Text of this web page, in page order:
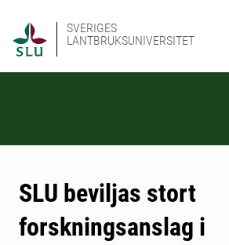
SVERIGES
LANTBRUKSUNIVERSITET
SLU beviljas stort
forskningsanslag i